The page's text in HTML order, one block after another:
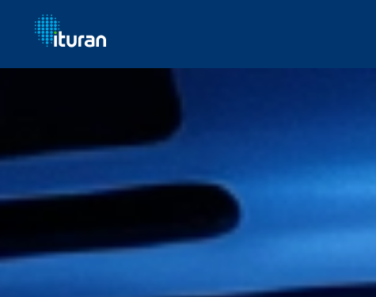
Ir al contenido principal